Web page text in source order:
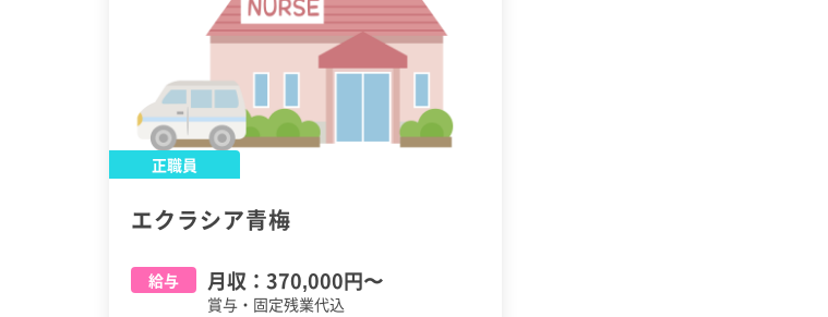
正職員
エクラシア青梅
給与 月収： 370,000円〜
賞与・固定残業代込